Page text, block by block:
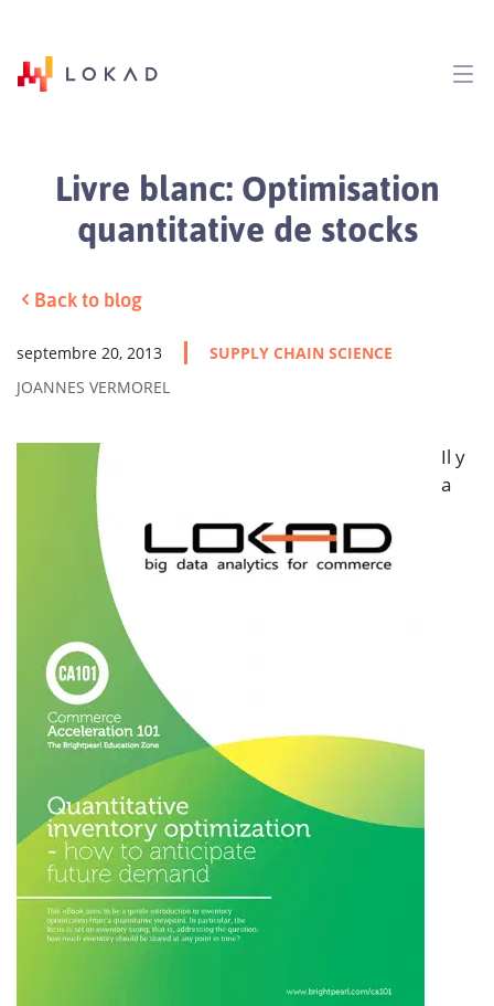
Livre blanc: Optimisation
quantitative de stocks
Back to blog
septembre 20, 2013
SUPPLY CHAIN SCIENCE
JOANNES VERMOREL
Il y
a